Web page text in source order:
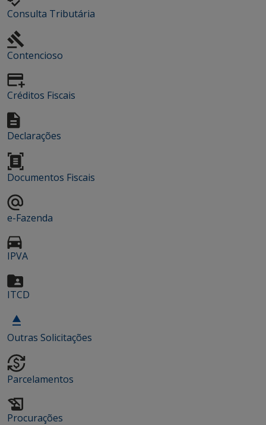
Consulta Tributária
Contencioso
Créditos Fiscais
Declarações
Documentos Fiscais
e-Fazenda
IPVA
ITCD
Outras Solicitações
Parcelamentos
Procurações